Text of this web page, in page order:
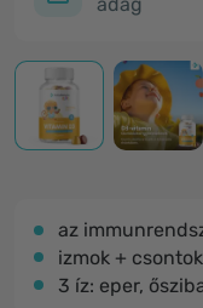
az
izmok +
3 íz: eper,